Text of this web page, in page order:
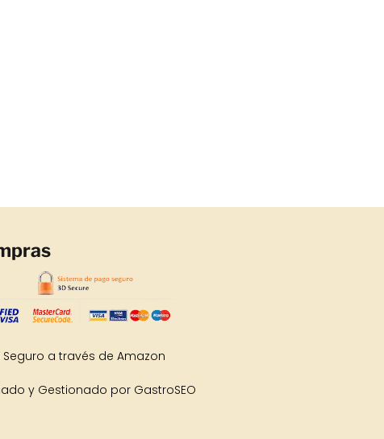
Seguro a través de Amazon
y Gestionado por GastroSEO